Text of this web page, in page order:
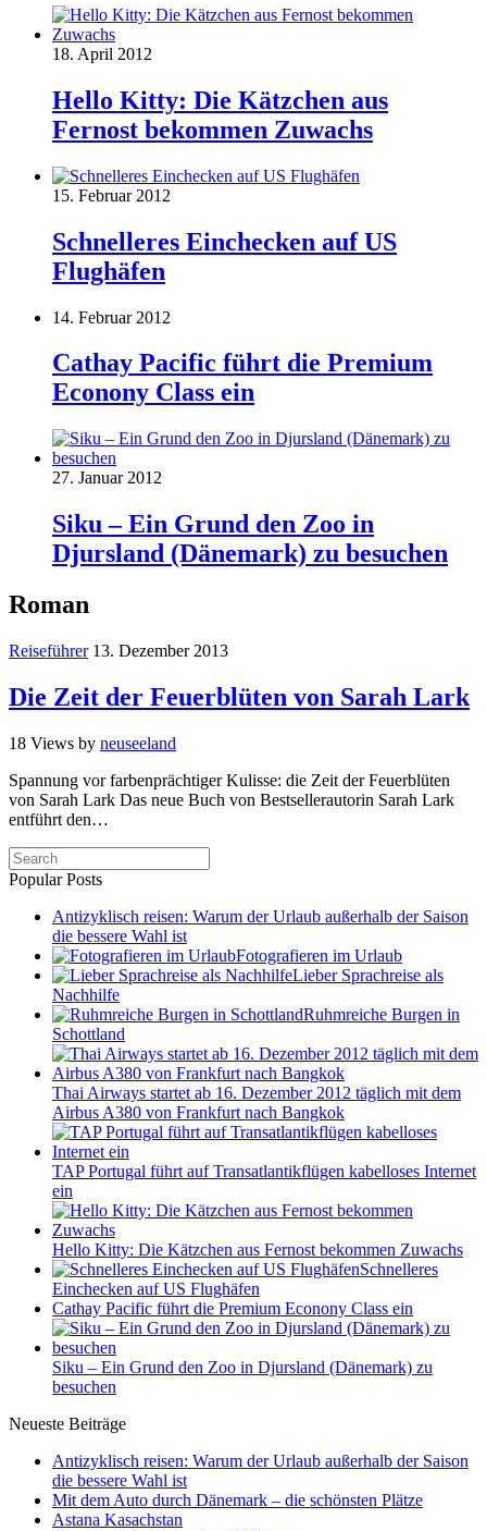
18. April 2012
Hello Kitty: Die Kätzchen aus
Fernost bekommen Zuwachs
15. Februar 2012
Schnelleres Einchecken auf US
Flughäfen
14. Februar 2012
Cathay Pacific führt die Premium
Econony Class ein
27. Januar 2012
Siku – Ein Grund den Zoo in
Djursland (Dänemark) zu besuchen
Roman
Reiseführer 13. Dezember 2013
Die Zeit der Feuerblüten von Sarah Lark
18 Views by neuseeland
Spannung vor farbenprächtiger Kulisse: die Zeit der Feuerblüten
von Sarah Lark Das neue Buch von Bestsellerautorin Sarah Lark
entführt den…
Popular Posts
Antizyklisch reisen: Warum der Urlaub außerhalb der Saison
die bessere Wahl ist
Fotografieren im Urlaub
Lieber Sprachreise als
Nachhilfe
Ruhmreiche Burgen in
Schottland
Thai Airways startet ab 16. Dezember 2012 täglich mit dem
Airbus A380 von Frankfurt nach Bangkok
TAP Portugal führt auf Transatlantikflügen kabelloses Internet
ein
Hello Kitty: Die Kätzchen aus Fernost bekommen Zuwachs
Schnelleres
Einchecken auf US Flughäfen
Cathay Pacific führt die Premium Econony Class ein
Siku – Ein Grund den Zoo in Djursland (Dänemark) zu
besuchen
Neueste Beiträge
Antizyklisch reisen: Warum der Urlaub außerhalb der Saison
die bessere Wahl ist
Mit dem Auto durch Dänemark – die schönsten Plätze
Astana Kasachstan